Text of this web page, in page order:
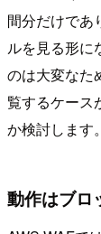
間分だけであ
ルを見る形に
のは大変なた
覧するケース
か検討します。
動作はブロ